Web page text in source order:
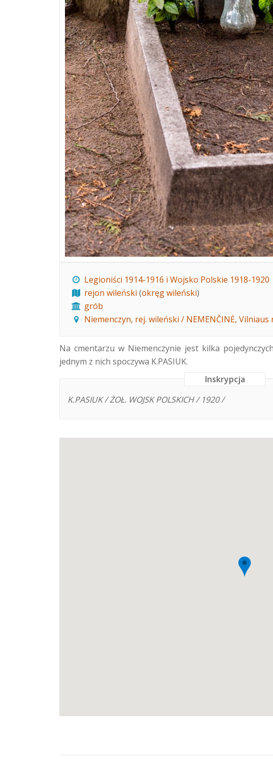
Legioniści 1914-1916 i Wojsko Polskie 1918-1920
rejon wileński (okręg wileński)
grób
Niemenczyn, rej. wileński / NEMENČINĖ, Vilniaus
Na cmentarzu w Niemenczynie jest kilka
jednym z nich spoczywa K.PASIUK.
Inskrypcja
K.PASIUK / ŻOŁ. WOJSK POLSKICH / 1920 /